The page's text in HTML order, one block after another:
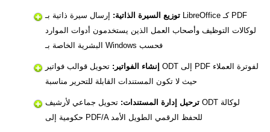
توزيع السيرة الذاتية: إرسال سيرة ذاتية بـ LibreOffice كـ PDF
لوكالات التوظيف وأصحاب العمل الذين يستخدمون أدوات الموارد
البشرية الخاصة بـ Windows فحسب
إنشاء الفواتير: تحويل قوالب فواتير ODT إلى PDF لفوترة العملاء
حيث لا تكون المستندات القابلة للتحرير مناسبة
ترحيل إدارة المستندات: تحويل جماعي لأرشيف ODT لوكالة
حكومية إلى PDF/A للحفظ الرقمي الطويل الأمد